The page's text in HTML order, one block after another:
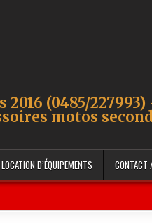
(0485/
motos
LOCATION D’ÉQUIPEMENTS CONTACT